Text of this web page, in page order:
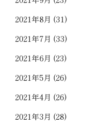
2021年8月 (31)
2021年7月 (33)
2021年6月 (23)
2021年5月 (26)
2021年4月 (26)
2021年3月 (28)